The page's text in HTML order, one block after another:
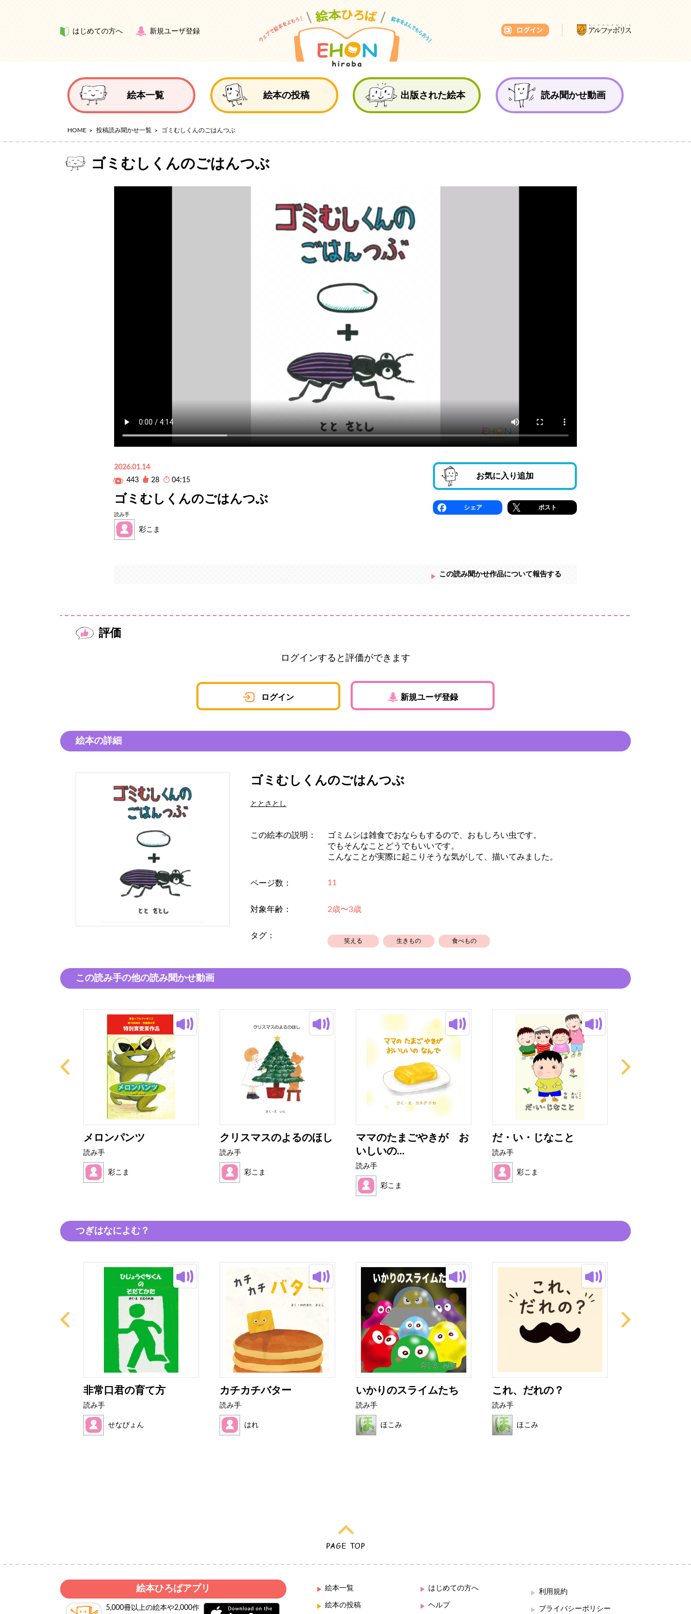
はじめての方へ 新規ユーザ登録
絵本一覧 絵本の投稿 出版された絵本 読み聞かせ動画
HOME 投稿読み聞かせ一覧 ゴミむしくんのごはんつぶ
ゴミむしくんのごはんつぶ
2026.01.14
443
28 04:15
ゴミむしくんのごはんつぶ
読み手
彩こま
お気に入り追加
シェア ポスト
この読み聞かせ作品について報告する
評価
ログインすると評価ができます
ログイン 新規ユーザ登録
絵本の詳細
ゴミむしくんのごはんつぶ
ととさとし
この絵本の説明：
ゴミムシは雑食でおならもするので、おもしろい虫です。
でもそんなことどうでもいいです。
こんなことが実際に起こりそうな気がして、描いてみました。
ページ数： 11
対象年齢： 2歳〜3歳
タグ：
笑える 生きもの 食べもの
この読み手の他の読み聞かせ動画
メロンパンツ
読み手
彩こま
クリスマスのよるのほし
読み手
彩こま
ママのたまごやきが お
いしいの...
読み手
彩こま
だ・い・じなこと
読み手
彩こま
つぎはなによむ？
非常口君の育て方
読み手
せなぴょん
カチカチバター
読み手
はれ
いかりのスライムたち
読み手
ほこみ
これ、だれの？
読み手
ほこみ
絵本ひろばアプリ
5,000冊以上の絵本や2,000作
絵本一覧
絵本の投稿
はじめての方へ
ヘルプ
利用規約
プライバシーポリシー